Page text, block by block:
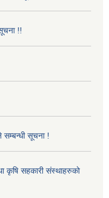
!!
सम्बन्धी सूचना !
कृषि सहकारी संस्थाहरुको